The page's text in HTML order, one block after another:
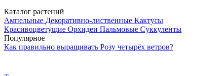
Каталог растений
Ампельные Декоративно-лиственные Кактусы
Красивоцветущие Орхидеи Пальмовые Суккуленты
Популярное
Как правильно выращивать Розу четырёх ветров?